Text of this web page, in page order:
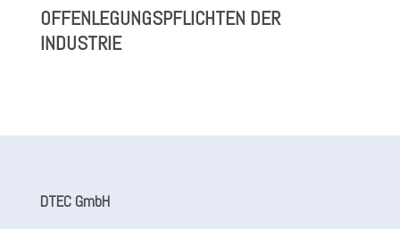
OFFENLEGUNGSPFLICHTEN DER
INDUSTRIE
DTEC GmbH